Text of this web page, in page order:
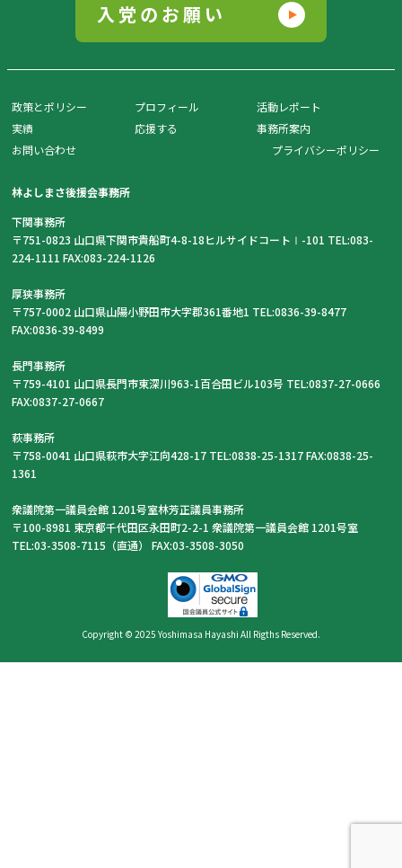
入党のお願い
政策とポリシー プロフィール
活動レポート
実績
応援する
事務所案内
お問い合わせ
プライバシーポリシー
Copyright © 2025 Yoshimasa Hayashi All Rigths Reserved.
林よしまさ後援会事務所
下関事務所
〒751-0823 山口県下関市貴船町4-8-18ヒルサイドコートⅠ-101 TEL:083-
224-1111 FAX:083-224-1126
厚狭事務所
〒757-0002 山口県山陽小野田市大字郡361番地1 TEL:0836-39-8477
FAX:0836-39-8499
長門事務所
〒759-4101 山口県長門市東深川963-1百合田ビル103号 TEL:0837-27-0666
FAX:0837-27-0667
萩事務所
〒758-0041 山口県萩市大字江向428-17 TEL:0838-25-1317 FAX:0838-25-
1361
衆議院第一議員会館 1201号室林芳正議員事務所
〒100-8981 東京都千代田区永田町2-2-1 衆議院第一議員会館 1201号室
TEL:03-3508-7115（直通） FAX:03-3508-3050